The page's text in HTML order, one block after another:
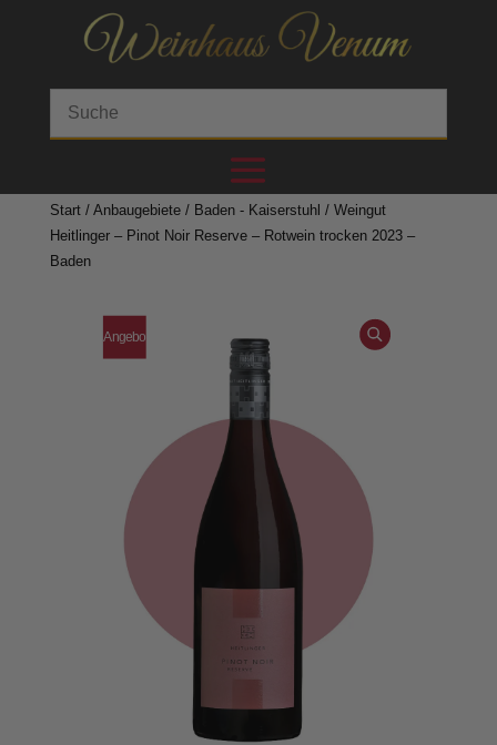
Start/ Anbaugebiete/ Baden - Kaiserstuhl / Weingut
Heitlinger – Pinot Noir Reserve – Rotwein trocken 2023 –
Baden
Angebo